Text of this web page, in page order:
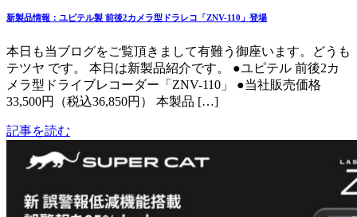
新製品情報：ユピテル製 前後2カメラ型ドラレコ「ZNV-110」登場
本日も当ブログをご覧頂きまして有難う御座います。どうも
テツヤ です。 本日は新製品紹介です。 ●ユピテル 前後2カ
メラ型ドライブレコーダー「ZNV-110」 ●当社販売価格
33,500円（税込36,850円） 本製品 […]
記事を読む